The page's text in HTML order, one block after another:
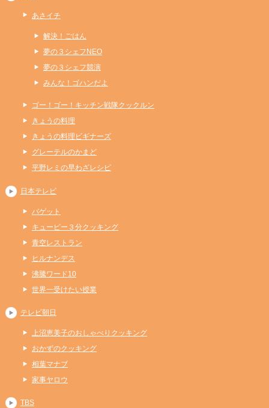
あさイチ
解決！ごはん
夢の３シェフNEO
夢の３シェフ競演
みんな！ゴハンだよ
ゴー！ゴー！キッチン戦隊クックルン
きょうの料理
きょうの料理ビギナーズ
グレーテルのかまど
平野レミの早わざレシピ
日本テレビ
バゲット
キューピー３分クッキング
青空レストラン
ヒルナンデス
沸騰ワード10
世界一受けたい授業
テレビ朝日
上沼恵美子のおしゃべりクッキング
おかずのクッキング
相葉マナブ
家事ヤロウ
TBS